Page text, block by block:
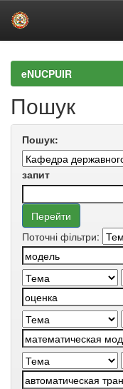
navigationeNUCPUIR
Пошук
Пошук:
запит
Поточні фільтри: